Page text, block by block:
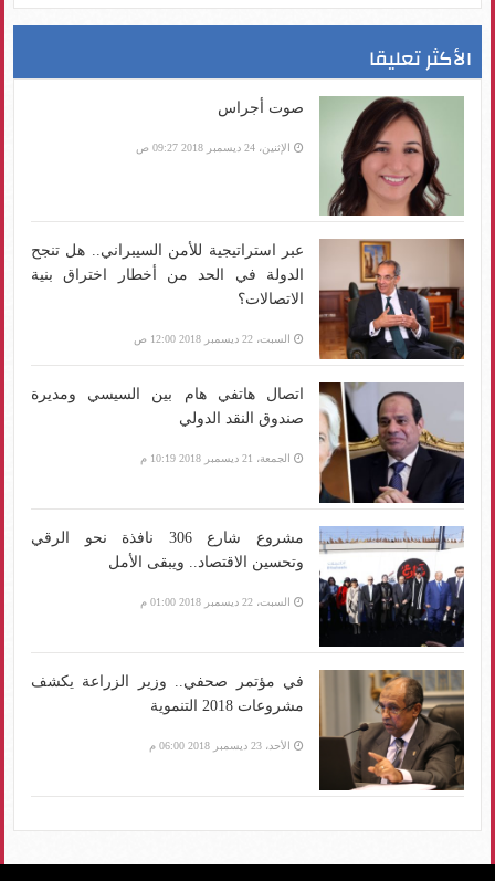
الأكثر تعليقا
صوت أجراس
الإثنين، 24 ديسمبر 2018 09:27 ص
عبر استراتيجية للأمن السيبراني.. هل تنجح
الدولة في الحد من أخطار اختراق بنية
الاتصالات؟
السبت، 22 ديسمبر 2018 12:00 ص
اتصال هاتفي هام بين السيسي ومديرة
صندوق النقد الدولي
الجمعة، 21 ديسمبر 2018 10:19 م
مشروع شارع 306 نافذة نحو الرقي
وتحسين الاقتصاد.. ويبقى الأمل
السبت، 22 ديسمبر 2018 01:00 م
في مؤتمر صحفي.. وزير الزراعة يكشف
مشروعات 2018 التنموية
الأحد، 23 ديسمبر 2018 06:00 م